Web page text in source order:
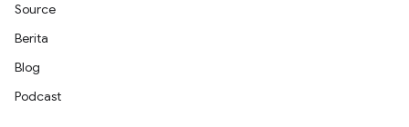
Source
Berita
Blog
Podcast